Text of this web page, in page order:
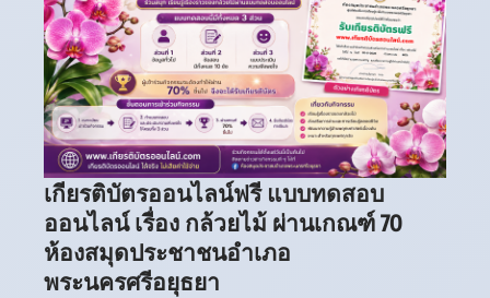
เกียรติบัตรออนไลน์ฟรี แบบทดสอบ
ออนไลน์ เรื่อง กล้วยไม้ ผ่านเกณฑ์ 70
ห้องสมุดประชาชนอำเภอ
พระนครศรีอยุธยา